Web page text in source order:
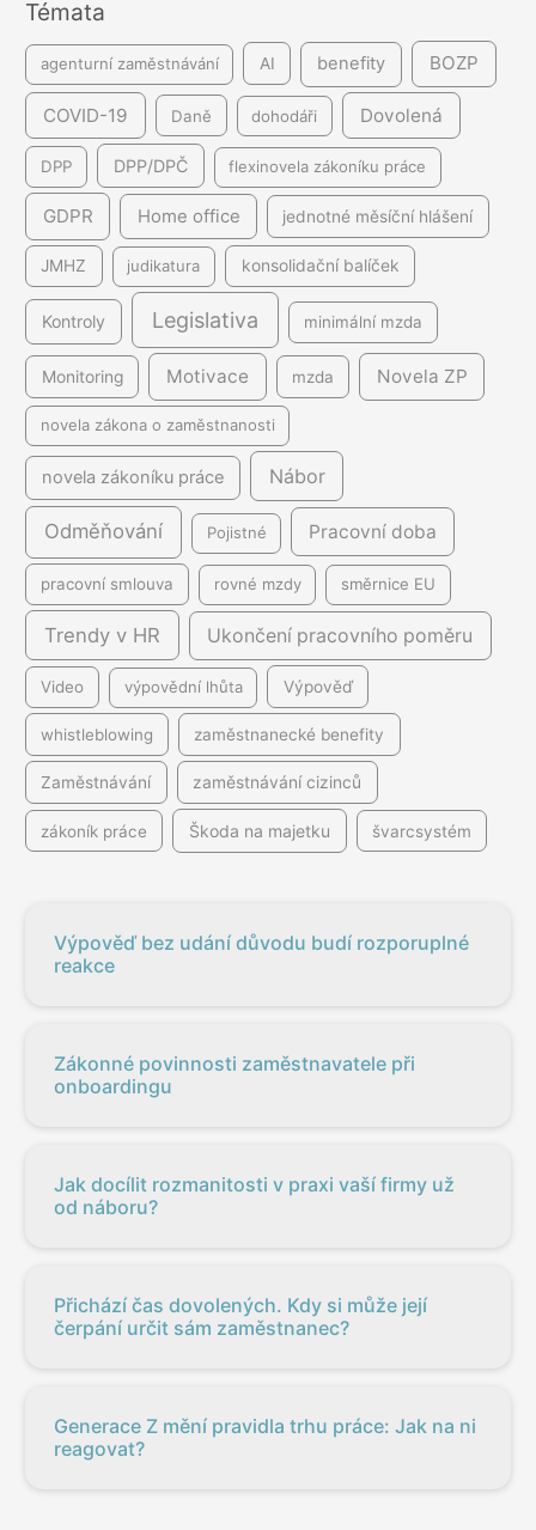
íTémata
agenturní zaměstnávání AI benefity BOZP
COVID-19 Daně dohodáři Dovolená
DPP DPP/DPČ flexinovela zákoníku práce
GDPR Home office jednotné měsíční hlášení
JMHZ judikatura konsolidační balíček
Kontroly Legislativa minimální mzda
Monitoring Motivace mzda Novela ZP
novela zákona o zaměstnanosti
novela zákoníku práce Nábor
Odměňování Pojistné Pracovní doba
pracovní smlouva rovné mzdy směrnice EU
Trendy v HR Ukončení pracovního poměru
Video výpovědní lhůta Výpověď
whistleblowing zaměstnanecké benefity
Zaměstnávání zaměstnávání cizinců
zákoník práce Škoda na majetku švarcsystém
Výpověď bez udání důvodu budí rozporuplné
reakce
Zákonné povinnosti zaměstnavatele při
onboardingu
Jak docílit rozmanitosti v praxi vaší firmy už
od náboru?
Přichází čas dovolených. Kdy si může její
čerpání určit sám zaměstnanec?
Generace Z mění pravidla trhu práce: Jak na ni
reagovat?